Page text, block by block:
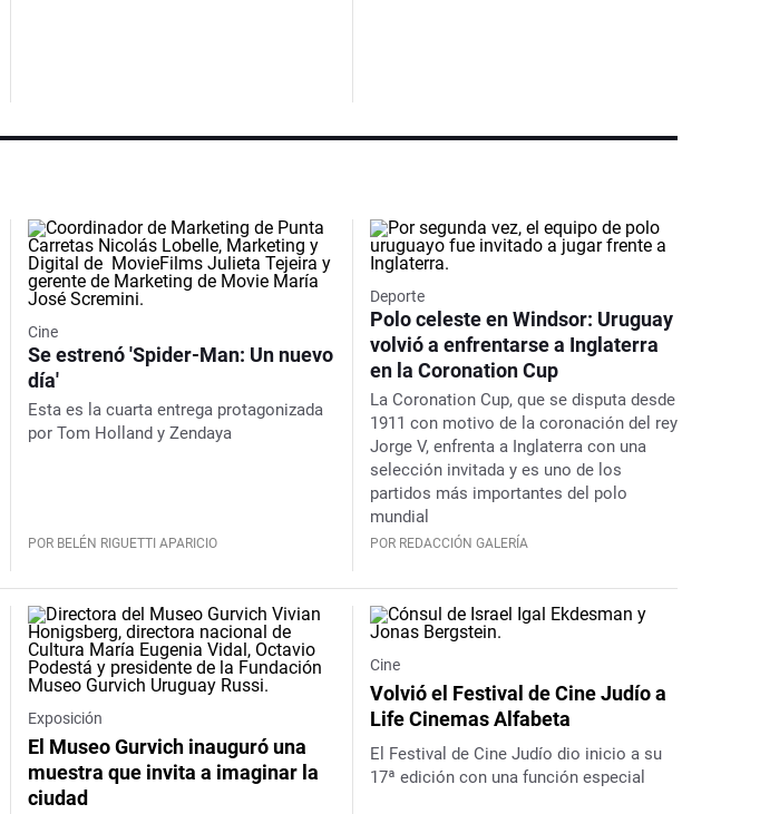
Cine
Se estrenó 'Spider-Man: Un nuevo
día'
Esta es la cuarta entrega protagonizada
por Tom Holland y Zendaya
POR BELÉN RIGUETTI APARICIO
Deporte
Polo celeste en Windsor: Uruguay
volvió a enfrentarse a Inglaterra
en la Coronation Cup
La Coronation Cup, que se disputa desde
1911 con motivo de la coronación del rey
Jorge V, enfrenta a Inglaterra con una
selección invitada y es uno de los
partidos más importantes del polo
mundial
POR REDACCIÓN GALERÍA
Exposición
El Museo Gurvich inauguró una
muestra que invita a imaginar la
ciudad
Cine
Volvió el Festival de Cine Judío a
Life Cinemas Alfabeta
El Festival de Cine Judío dio inicio a su
17ª edición con una función especial